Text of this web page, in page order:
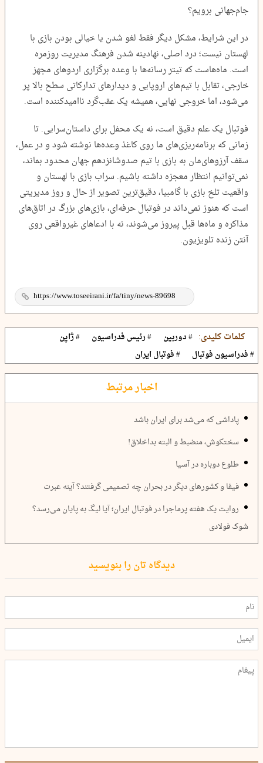
جام‌جهانی برویم؟
در این شرایط، مشکل دیگر فقط لغو شدن یا خیالی بودن بازی با
لهستان نیست؛ درد اصلی، نهادینه شدن فرهنگ مدیریت روزمره
است. ماه‌هاست که تیتر رسانه‌ها با وعده برگزاری اردوهای مجهز
خارجی، تقابل با تیم‌های اروپایی و دیدارهای تدارکاتی سطح بالا پر
می‌شود، اما خروجی نهایی، همیشه یک عقب‌گرد ناامیدکننده است.
فوتبال یک علم دقیق است، نه یک محفل برای داستان‌سرایی. تا
زمانی که برنامه‌ریزی‌های ما روی کاغذ وعده‌ها نوشته شود و در عمل،
سقف آرزوهای‌مان به بازی با تیم صد‌وشانزدهم جهان محدود بماند،
نمی‌توانیم انتظار معجزه داشته باشیم. سراب بازی با لهستان و
واقعیت تلخ بازی با گامبیا، دقیق‌ترین تصویر از حال و روز مدیریتی
است که هنوز نمی‌داند در فوتبال حرفه‌ای، بازی‌های بزرگ در اتاق‌های
مذاکره و ماه‌ها قبل پیروز می‌شوند، نه با ادعاهای غیرواقعی روی
آنتن زنده تلویزیون.
کلمات کلیدی: # دوربین # رئیس فدراسیون
# ژاپن
# فدراسیون فوتبال
# فوتبال ایران
اخبار مرتبط
پاداشی که می‌شد برای ایران باشد
سختکوش، منضبط و البته بداخلاق!
طلوع دوباره در آسیا
فیفا و کشورهای دیگر در بحران چه تصمیمی گرفتند؟ آینه عبرت
روایت یک هفته پرماجرا در فوتبال ایران؛ آیا لیگ به پایان می‌رسد؟
شوک فولادی
دیدگاه تان را بنویسید